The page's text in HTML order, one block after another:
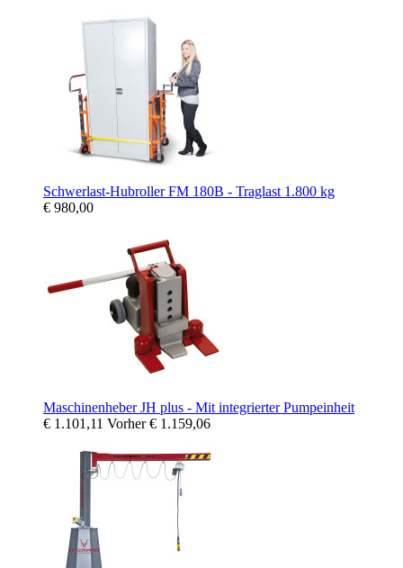
Schwerlast-Hubroller FM 180B - Traglast 1.800 kg
€ 980,00
Maschinenheber JH plus - Mit integrierter Pumpeinheit
€ 1.101,11 Vorher€ 1.159,06